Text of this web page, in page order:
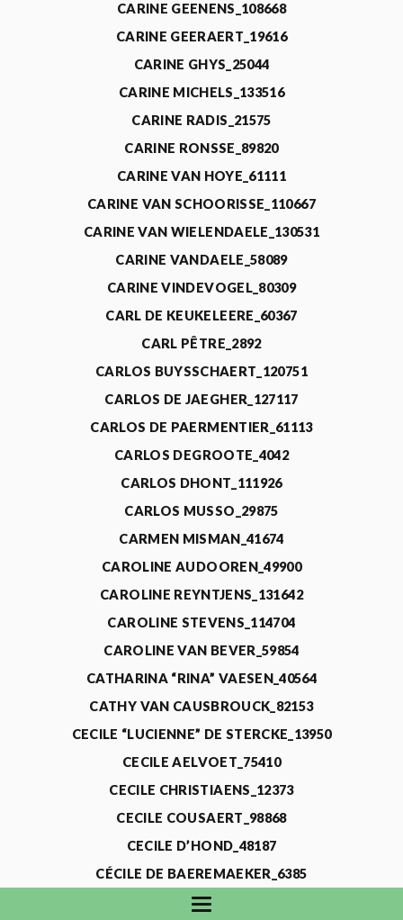
CARINE GEENENS_108668
CARINE GEERAERT_19616
CARINE GHYS_25044
CARINE MICHELS_133516
CARINE RADIS_21575
CARINE RONSSE_89820
CARINE VAN HOYE_61111
CARINE VAN SCHOORISSE_110667
CARINE VAN WIELENDAELE_130531
CARINE VANDAELE_58089
CARINE VINDEVOGEL_80309
CARL DE KEUKELEERE_60367
CARL PÊTRE_2892
CARLOS BUYSSCHAERT_120751
CARLOS DE JAEGHER_127117
CARLOS DE PAERMENTIER_61113
CARLOS DEGROOTE_4042
CARLOS DHONT_111926
CARLOS MUSSO_29875
CARMEN MISMAN_41674
CAROLINE AUDOOREN_49900
CAROLINE REYNTJENS_131642
CAROLINE STEVENS_114704
CAROLINE VAN BEVER_59854
CATHARINA “RINA” VAESEN_40564
CATHY VAN CAUSBROUCK_82153
CECILE “LUCIENNE” DE STERCKE_13950
CECILE AELVOET_75410
CECILE CHRISTIAENS_12373
CECILE COUSAERT_98868
CECILE D’HOND_48187
CÉCILE DE BAEREMAEKER_6385
CECILE DE WAELE_4731